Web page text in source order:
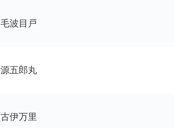
毛波目戸
源五郎丸
古伊万里